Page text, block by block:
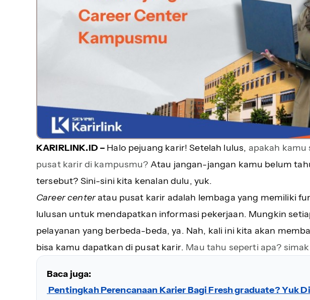
KARIRLINK.ID – Halo pejuang karir! Setelah lulus, apakah
pusat karir di kampusmu? Atau jangan-jangan kamu belum
tersebut? Sini-sini kita kenalan dulu, yuk.
Career centeratau pusat karir adalah lembaga yang memiliki
lulusan untuk mendapatkan informasi pekerjaan. Mungkin
pelayanan yang berbeda-beda, ya. Nah, kali ini kita akan
bisa kamu dapatkan di pusat karir. Mau tahu seperti apa?
Baca juga:
Pentingkah Perencanaan Karier Bagi Fresh graduate? Yuk